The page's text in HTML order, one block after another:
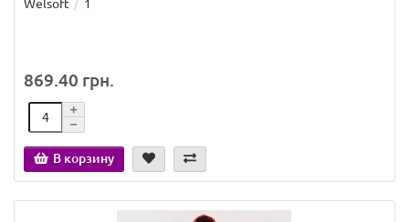
Welsoft 1
869.40 грн.
В корзину